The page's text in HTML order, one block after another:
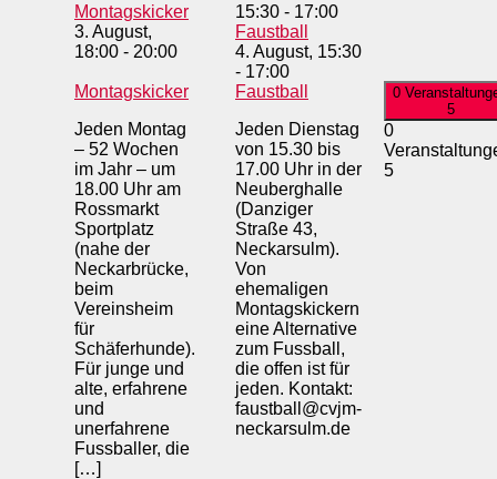
Montagskicker
3. August,
18:00 - 20:00
Montagskicker
Jeden Montag
– 52 Wochen
im Jahr – um
18.00 Uhr am
Rossmarkt
Sportplatz
(nahe der
Neckarbrücke,
beim
Vereinsheim
für
Schäferhunde).
Für junge und
alte, erfahrene
und
unerfahrene
Fussballer, die
[…]
15:30 - 17:00
Faustball
4. August, 15:30
- 17:00
Faustball
Jeden Dienstag
von 15.30 bis
17.00 Uhr in der
Neuberghalle
(Danziger
Straße 43,
Neckarsulm).
Von
ehemaligen
Montagskickern
eine Alternative
zum Fussball,
die offen ist für
jeden. Kontakt:
faustball@cvjm-
neckarsulm.de
0
5
0
5